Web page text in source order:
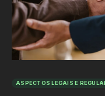
ASPECTOS LEGAIS E